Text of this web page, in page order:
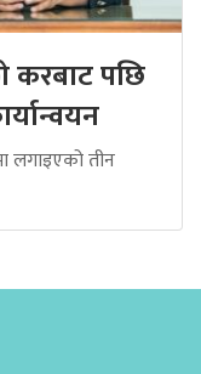
करबाट पछि
लगाइएको तीन